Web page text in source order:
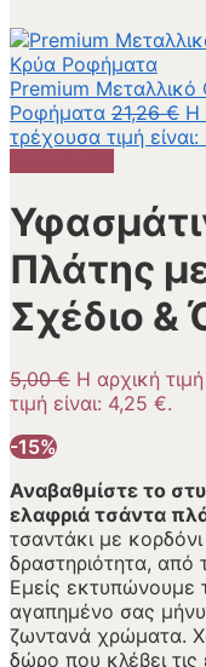
Premium Μεταλλικό
Ροφήματα 21,26€ Η
τρέχουσα τιμή
Πλάτης
Σχέδιο &
5,00€ Η αρχική
τιμή είναι: 4,25 €.
-15%
Αναβαθμίστε το
ελαφριά τσάντα
τσαντάκι με
δραστηριότητα, από
Εμείς
αγαπημένο σας
ζωντανά χρώματα.
δώρο που κλέβει